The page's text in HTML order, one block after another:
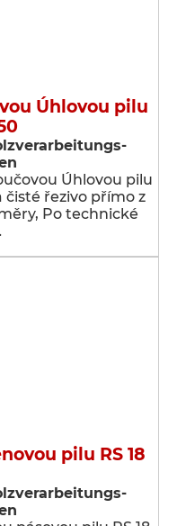
Úhlovou pilu
Úhlovou pilu
čisté řezivo přímo z
Po technické
pilu RS 18